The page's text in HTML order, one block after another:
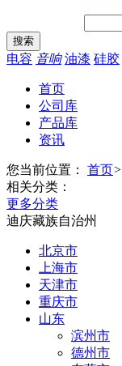
电容 音响 油漆 硅胶
首页
公司库
产品库
资讯
您当前位置： 首页>
相关分类：
更多分类
迪庆藏族自治州
北京市
上海市
天津市
重庆市
山东
滨州市
德州市